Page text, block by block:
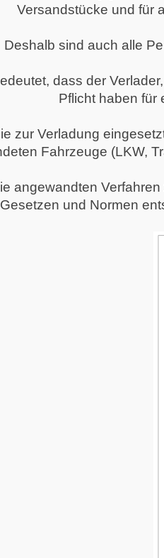
Versandstücke und für
Deshalb sind auch alle
dass der
Pflicht haben für
zur Verladung
Fahrzeuge (LKW,
angewandten
und Normen